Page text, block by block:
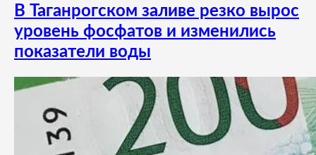
В Таганрогском заливе резко вырос
уровень фосфатов и изменились
показатели воды